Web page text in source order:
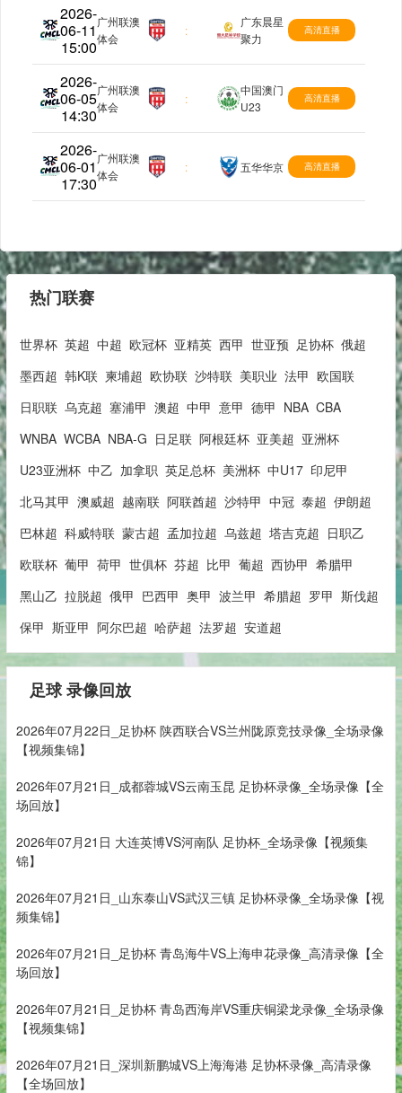
2026-
06-11
15:00
中冠
广州联澳
体会
:
广东晨星
聚力
高清直播
2026-
06-05
14:30
中冠
广州联澳
体会
:
中国澳门
U23
高清直播
2026-
06-01
17:30
中冠
广州联澳
体会
: 五华华京 高清直播
热门联赛
世界杯 英超 中超 欧冠杯 亚精英 西甲 世亚预 足协杯 俄超
墨西超 韩K联 柬埔超 欧协联 沙特联 美职业 法甲 欧国联
日职联 乌克超 塞浦甲 澳超 中甲 意甲 德甲 NBA CBA
WNBA WCBA NBA-G 日足联 阿根廷杯 亚美超 亚洲杯
U23亚洲杯 中乙 加拿职 英足总杯 美洲杯 中U17 印尼甲
北马其甲 澳威超 越南联 阿联酋超 沙特甲 中冠 泰超 伊朗超
巴林超 科威特联 蒙古超 孟加拉超 乌兹超 塔吉克超 日职乙
欧联杯 葡甲 荷甲 世俱杯 芬超 比甲 葡超 西协甲 希腊甲
黑山乙 拉脱超 俄甲 巴西甲 奥甲 波兰甲 希腊超 罗甲 斯伐超
保甲 斯亚甲 阿尔巴超 哈萨超 法罗超 安道超
足球 录像回放
2026年07月22日_足协杯 陕西联合VS兰州陇原竞技录像_全场录像
【视频集锦】
2026年07月21日_成都蓉城VS云南玉昆 足协杯录像_全场录像【全
场回放】
2026年07月21日 大连英博VS河南队 足协杯_全场录像【视频集
锦】
2026年07月21日_山东泰山VS武汉三镇 足协杯录像_全场录像【视
频集锦】
2026年07月21日_足协杯 青岛海牛VS上海申花录像_高清录像【全
场回放】
2026年07月21日_足协杯 青岛西海岸VS重庆铜梁龙录像_全场录像
【视频集锦】
2026年07月21日_深圳新鹏城VS上海海港 足协杯录像_高清录像
【全场回放】